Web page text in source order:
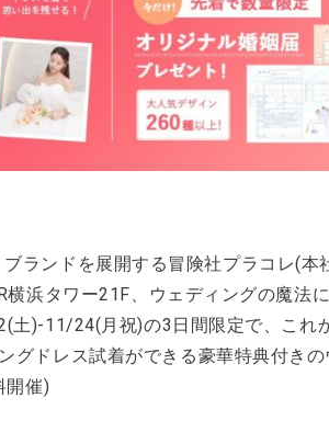
ブランドを展開する冒険社プラコレ(
浜タワー21F、ウェディングの魔法
土)-11/24(月祝)の3日間限定で、これ
グドレス試着ができる豪華特典付き
開催)